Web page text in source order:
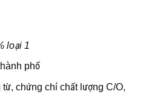
loại 1
phố
chứng chỉ chất lượng C/O,